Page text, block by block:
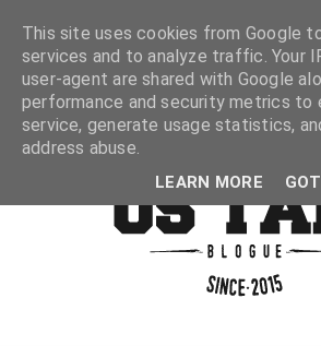
This site uses cookies from Google
services and to analyze traffic. Your
user-agent are shared with Google
performance and security metrics to
service, generate usage statistics,
address abuse.
LEARN MORE